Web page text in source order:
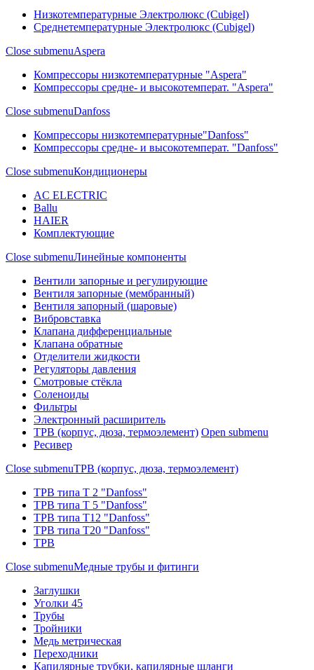
Низкотемпературные Электролюкс (Cubigel)
Среднетемпературные Электролюкс (Cubigel)
Close submenuAspera
Компрессоры низкотемпературные "Aspera"
Компрессоры средне- и высокотемперат. "Aspera"
Close submenuDanfoss
Компрессоры низкотемпературные"Danfoss"
Компрессоры средне- и высокотемперат. "Danfoss"
Close submenuКондиционеры
AC ELECTRIC
Ballu
HAIER
Комплектующие
Close submenuЛинейные компоненты
Вентили запорные и регулирующие
Вентиля запорные (мембранный)
Вентиля запорный (шаровые)
Вибровставка
Клапана дифференциальные
Клапана обратные
Отделители жидкости
Регуляторы давления
Смотровые стёкла
Соленоиды
Фильтры
Электронный расширитель
ТРВ (корпус, дюза, термоэлемент) Open submenu
Ресивер
Close submenuТРВ (корпус, дюза, термоэлемент)
ТРВ типа Т 2 "Danfoss"
ТРВ типа Т 5 "Danfoss"
ТРВ типа Т12 "Danfoss"
ТРВ типа Т20 "Danfoss"
ТРВ
Close submenuМедные трубы и фитинги
Заглушки
Уголки 45
Трубы
Тройники
Медь метрическая
Переходники
Капилярные трубки, капилярные шланги